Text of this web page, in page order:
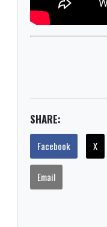
SHARE:
Facebook X
Email